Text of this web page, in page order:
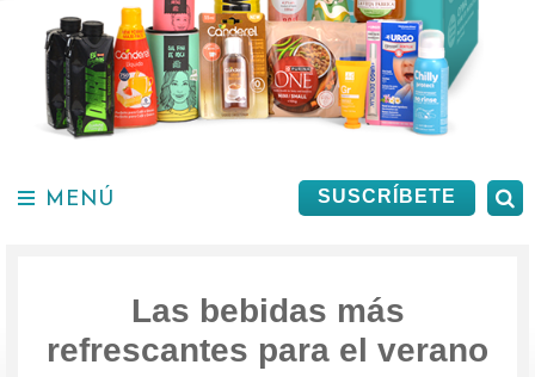
SUSCRÍBETE
MENÚ
Las bebidas más
refrescantes para el verano